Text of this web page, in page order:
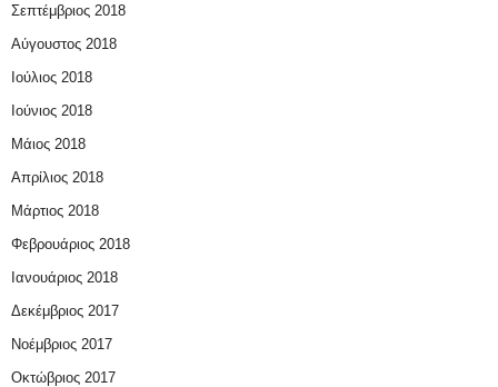
Σεπτέμβριος 2018
Αύγουστος 2018
Ιούλιος 2018
Ιούνιος 2018
Μάιος 2018
Απρίλιος 2018
Μάρτιος 2018
Φεβρουάριος 2018
Ιανουάριος 2018
Δεκέμβριος 2017
Νοέμβριος 2017
Οκτώβριος 2017